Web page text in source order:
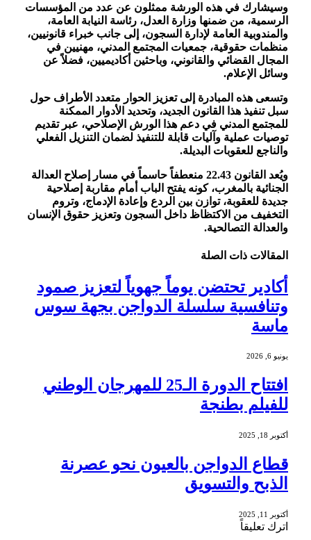
وسيشارك في هذه الورشة ممثلون عن عدد من المؤسسات
الرسمية، من ضمنها وزارة العدل، رئاسة النيابة العامة،
والمندوبية العامة لإدارة السجون، إلى جانب خبراء قانونيين،
منظمات حقوقية، جمعيات المجتمع المدني، مهنيين في
المجال القضائي والقانوني، وباحثين أكاديميين، فضلاً عن
وسائل الإعلام.
وتسعى هذه المبادرة إلى تعزيز الحوار متعدد الأطراف حول
سبل تنفيذ هذا القانون الجديد، وتحديد الأدوار الممكنة
للمجتمع المدني في دعم هذا الورش الإصلاحي، عبر تقديم
توصيات عملية وآليات قابلة للتنفيذ لضمان التنزيل الفعلي
والناجع للعقوبات البديلة.
ويُعد القانون 22.43 منعطفاً حاسماً في مسار إصلاح العدالة
الجنائية بالمغرب، كونه يفتح الباب أمام مقاربة إصلاحية
جديدة للعقوبة، توازن بين الردع وإعادة الإدماج، وتروم
التخفيف من الاكتظاظ داخل السجون وتعزيز حقوق الإنسان
والعدالة التصالحية.
المقالاتذات الصلة
أكادير تحتضن يوماً جهوياً لتعزيز صمود
وتنافسية سلسلة الدواجن بجهة سوس
ماسة
يونيو 6, 2026
افتتاح الدورة الـ25 للمهرجان الوطني
للفيلم بطنجة
أكتوبر 18, 2025
قطاع الدواجن بالعيون نحو عصرنة
الذبح والتسويق
أكتوبر 11, 2025
اترك تعليقاً